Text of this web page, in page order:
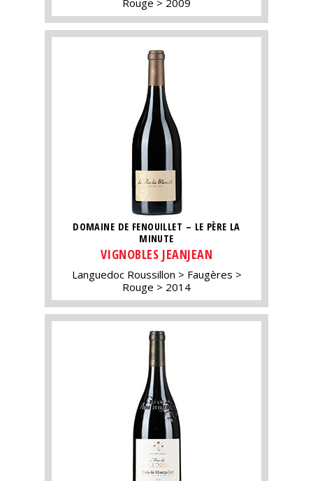
DOMAINE DE FENOUILLET – LE PÈRE LA
MINUTE
VIGNOBLES JEANJEAN
Languedoc Roussillon
Faugères
Rouge
2014